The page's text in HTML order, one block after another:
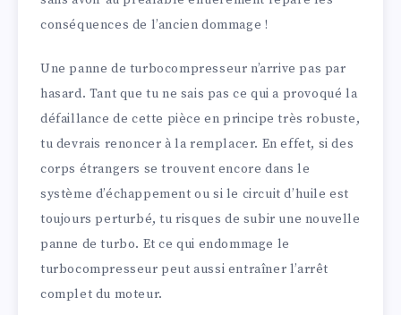
conséquences de l’ancien dommage !
Une panne de turbocompresseur n’arrive pas par
hasard. Tant que tu ne sais pas ce qui a provoqué la
défaillance de cette pièce en principe très robuste,
tu devrais renoncer à la remplacer. En effet, si des
corps étrangers se trouvent encore dans le
système d’échappement ou si le circuit d’huile est
toujours perturbé, tu risques de subir une nouvelle
panne de turbo. Et ce qui endommage le
turbocompresseur peut aussi entraîner l’arrêt
complet du moteur.